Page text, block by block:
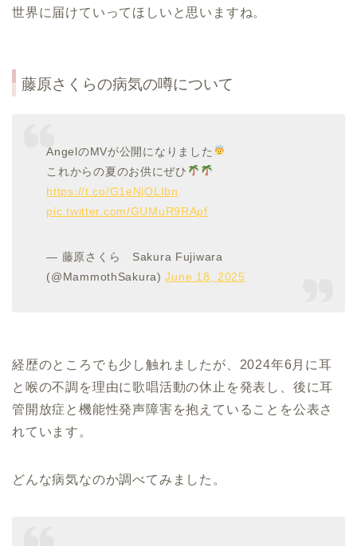
世界に届けていってほしいと思いますね。
藤原さくらの病気の噂について
AngelのMVが公開になりました
これからの夏のお供にぜひ
https://t.co/G1eNjOLIbn
pic.twitter.com/GUMuR9RApf
— 藤原さくら Sakura Fujiwara
(@MammothSakura)June 18, 2025
経歴のところでも少し触れましたが、2024年6月に耳
と喉の不調を理由に歌唱活動の休止を発表し、後に耳
管開放症と機能性発声障害を抱えていることを公表さ
れています。
どんな病気なのか調べてみました。